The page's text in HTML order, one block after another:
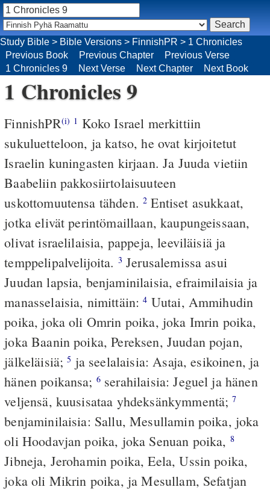
Study Bible > Bible Versions > FinnishPR > 1 Chronicles
Previous Book
Previous Chapter
Previous Verse
1 Chronicles 9
Next Verse Next Chapter Next Book
1 Chronicles 9
FinnishPR(i) 1 Koko Israel merkittiin
sukuluetteloon, ja katso, he ovat kirjoitetut
Israelin kuningasten kirjaan. Ja Juuda vietiin
Baabeliin pakkosiirtolaisuuteen
uskottomuutensa tähden.2 Entiset asukkaat,
jotka elivät perintömaillaan, kaupungeissaan,
olivat israelilaisia, pappeja, leeviläisiä ja
temppelipalvelijoita. 3 Jerusalemissa asui
Juudan lapsia, benjaminilaisia, efraimilaisia ja
manasselaisia, nimittäin:4 Uutai, Ammihudin
poika, joka oli Omrin poika, joka Imrin poika,
joka Baanin poika, Pereksen, Juudan pojan,
jälkeläisiä;5 ja seelalaisia: Asaja, esikoinen, ja
hänen poikansa; 6serahilaisia: Jeguel ja hänen
veljensä, kuusisataa yhdeksänkymmentä;7
benjaminilaisia: Sallu, Mesullamin poika, joka
oli Hoodavjan poika, joka Senuan poika, 8
Jibneja, Jerohamin poika, Eela, Ussin poika,
joka oli Mikrin poika, ja Mesullam, Sefatjan